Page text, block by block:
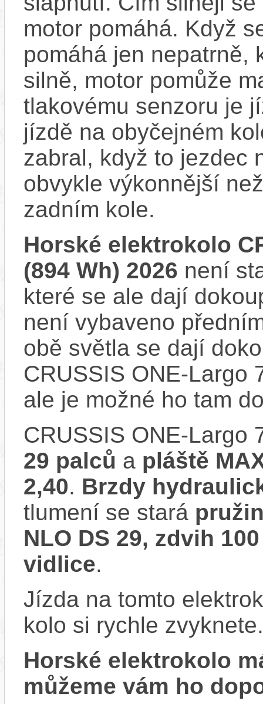
motor pomáhá. Když
pomáhá jen nepatrně,
silně, motor pomůže
tlakovému senzoru je
jízdě na obyčejném
zabral, když to jezdec
obvykle výkonnější
zadním kole.
Horské elektrokolo
(894 Wh) 2026 není
které se ale dají
není vybaveno
obě světla se dají
CRUSSIS ONE-Largo
ale je možné ho tam
CRUSSIS ONE-Largo
29 palců a pláště
2,40. Brzdy
tlumení se stará
NLO DS 29, zdvih
vidlice.
Jízda na tomto
kolo si rychle zvyknete.
Horské elektrokolo
můžeme vám ho